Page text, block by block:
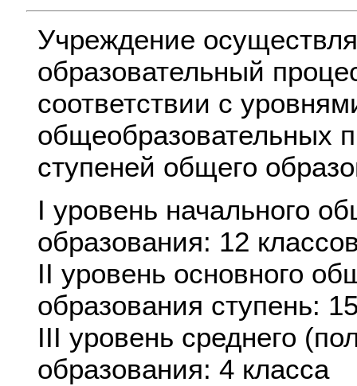
Учреждение
образовательный
соответствии с
общеобразовательных
ступеней общего
I уровень начального
образования: 12
II уровень основного
образования ступень:
III уровень среднего
образования: 4 класса